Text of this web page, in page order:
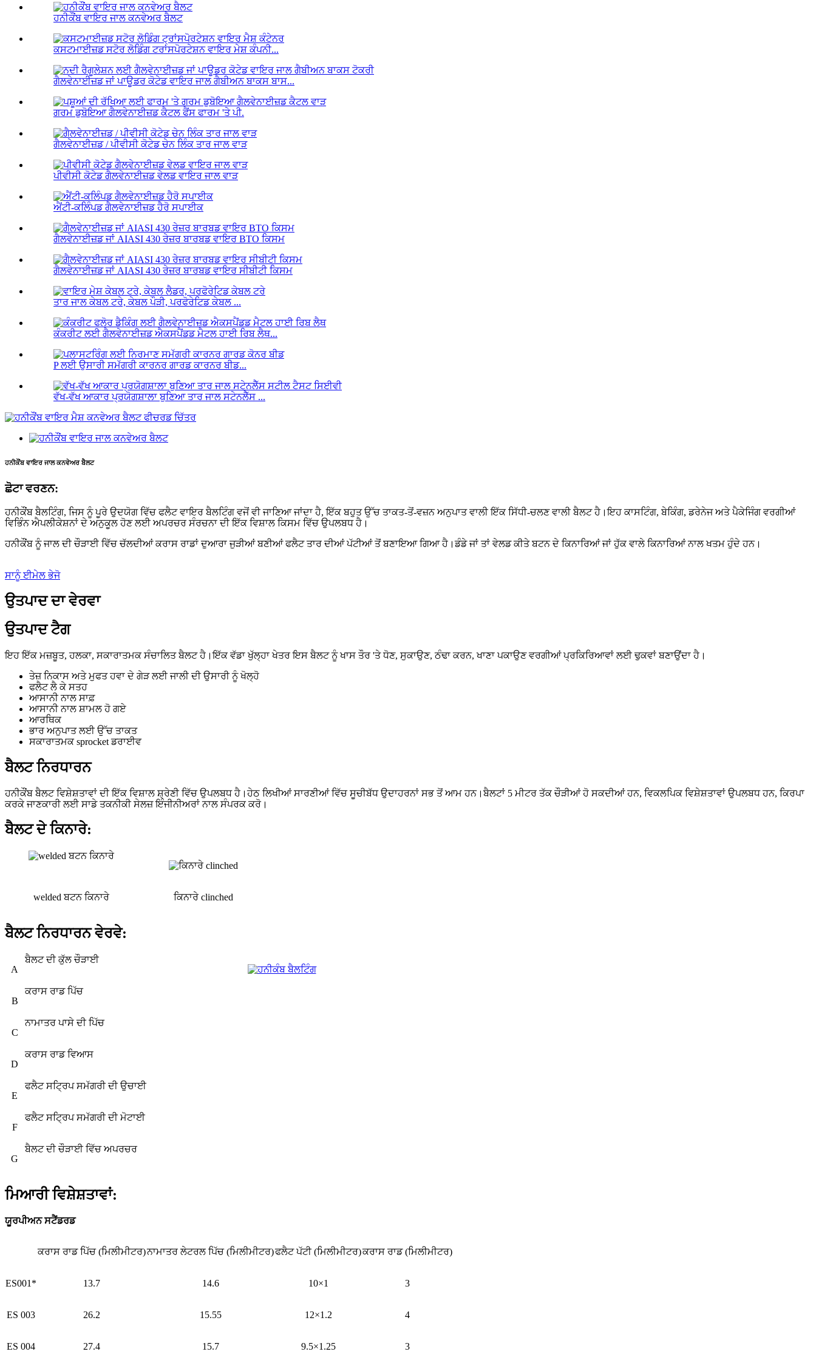
ਹਨੀਕੌਂਬ ਵਾਇਰ ਜਾਲ ਕਨਵੇਅਰ ਬੈਲਟ
ਕਸਟਮਾਈਜ਼ਡ ਸਟੋਰ ਲੋਡਿੰਗ ਟਰਾਂਸਪੋਰਟੇਸ਼ਨ ਵਾਇਰ ਮੇਸ਼ ਕੰਪਨੀ...
ਗੈਲਵੇਨਾਈਜ਼ਡ ਜਾਂ ਪਾਊਡਰ ਕੋਟੇਡ ਵਾਇਰ ਜਾਲ ਗੈਬੀਅਨ ਬਾਕਸ ਬਾਸ...
ਗਰਮ ਡੁਬੋਇਆ ਗੈਲਵੇਨਾਈਜ਼ਡ ਕੈਟਲ ਫੈਂਸ ਫਾਰਮ 'ਤੇ ਪੀ.
ਗੈਲਵੇਨਾਈਜ਼ਡ / ਪੀਵੀਸੀ ਕੋਟੇਡ ਚੇਨ ਲਿੰਕ ਤਾਰ ਜਾਲ ਵਾੜ
ਪੀਵੀਸੀ ਕੋਟੇਡ ਗੈਲਵੇਨਾਈਜ਼ਡ ਵੇਲਡ ਵਾਇਰ ਜਾਲ ਵਾੜ
ਐਂਟੀ-ਕਲਿੰਪਡ ਗੈਲਵੇਨਾਈਜ਼ਡ ਹੈਰੋ ਸਪਾਈਕ
ਗੈਲਵੇਨਾਈਜ਼ਡ ਜਾਂ AIASI 430 ਰੇਜ਼ਰ ਬਾਰਬਡ ਵਾਇਰ BTO ਕਿਸਮ
ਗੈਲਵੇਨਾਈਜ਼ਡ ਜਾਂ AIASI 430 ਰੇਜ਼ਰ ਬਾਰਬਡ ਵਾਇਰ ਸੀਬੀਟੀ ਕਿਸਮ
ਤਾਰ ਜਾਲ ਕੇਬਲ ਟਰੇ, ਕੇਬਲ ਪੌੜੀ, ਪਰਫੋਰੇਟਿਡ ਕੇਬਲ ...
ਕੰਕਰੀਟ ਲਈ ਗੈਲਵੇਨਾਈਜ਼ਡ ਐਕਸਪੈਂਡਡ ਮੈਟਲ ਹਾਈ ਰਿਬ ਲੈਥ...
P ਲਈ ਉਸਾਰੀ ਸਮੱਗਰੀ ਕਾਰਨਰ ਗਾਰਡ ਕਾਰਨਰ ਬੀਡ...
ਵੱਖ-ਵੱਖ ਆਕਾਰ ਪ੍ਰਯੋਗਸ਼ਾਲਾ ਬੁਣਿਆ ਤਾਰ ਜਾਲ ਸਟੇਨਲੈੱਸ ...
ਹਨੀਕੌਂਬ ਵਾਇਰ ਜਾਲ ਕਨਵੇਅਰ ਬੈਲਟ
ਛੋਟਾ ਵਰਣਨ:
ਹਨੀਕੌਂਬ ਬੈਲਟਿੰਗ, ਜਿਸ ਨੂੰ ਪੂਰੇ ਉਦਯੋਗ ਵਿੱਚ ਫਲੈਟ ਵਾਇਰ ਬੈਲਟਿੰਗ ਵਜੋਂ ਵੀ ਜਾਣਿਆ ਜਾਂਦਾ ਹੈ, ਇੱਕ ਬਹੁਤ ਉੱਚ ਤਾਕਤ-ਤੋਂ-ਵਜ਼ਨ ਅਨੁਪਾਤ ਵਾਲੀ ਇੱਕ ਸਿੱਧੀ-ਚਲਣ ਵਾਲੀ ਬੈਲਟ ਹੈ।ਇਹ ਕਾਸਟਿੰਗ, ਬੇਕਿੰਗ, ਡਰੇਨੇਜ ਅਤੇ ਪੈਕੇਜਿੰਗ ਵਰਗੀਆਂ
ਵਿਭਿੰਨ ਐਪਲੀਕੇਸ਼ਨਾਂ ਦੇ ਅਨੁਕੂਲ ਹੋਣ ਲਈ ਅਪਰਚਰ ਸੰਰਚਨਾ ਦੀ ਇੱਕ ਵਿਸ਼ਾਲ ਕਿਸਮ ਵਿੱਚ ਉਪਲਬਧ ਹੈ।
ਹਨੀਕੌਂਬ ਨੂੰ ਜਾਲ ਦੀ ਚੌੜਾਈ ਵਿੱਚ ਚੱਲਦੀਆਂ ਕਰਾਸ ਰਾਡਾਂ ਦੁਆਰਾ ਜੁੜੀਆਂ ਬਣੀਆਂ ਫਲੈਟ ਤਾਰ ਦੀਆਂ ਪੱਟੀਆਂ ਤੋਂ ਬਣਾਇਆ ਗਿਆ ਹੈ।ਡੰਡੇ ਜਾਂ ਤਾਂ ਵੇਲਡ ਕੀਤੇ ਬਟਨ ਦੇ ਕਿਨਾਰਿਆਂ ਜਾਂ ਹੁੱਕ ਵਾਲੇ ਕਿਨਾਰਿਆਂ ਨਾਲ ਖਤਮ ਹੁੰਦੇ ਹਨ।
ਸਾਨੂੰ ਈਮੇਲ ਭੇਜੋ
ਉਤਪਾਦ ਦਾ ਵੇਰਵਾ
ਉਤਪਾਦ ਟੈਗ
ਇਹ ਇੱਕ ਮਜ਼ਬੂਤ, ਹਲਕਾ, ਸਕਾਰਾਤਮਕ ਸੰਚਾਲਿਤ ਬੈਲਟ ਹੈ।ਇੱਕ ਵੱਡਾ ਖੁੱਲ੍ਹਾ ਖੇਤਰ ਇਸ ਬੈਲਟ ਨੂੰ ਖਾਸ ਤੌਰ 'ਤੇ ਧੋਣ, ਸੁਕਾਉਣ, ਠੰਢਾ ਕਰਨ, ਖਾਣਾ ਪਕਾਉਣ ਵਰਗੀਆਂ ਪ੍ਰਕਿਰਿਆਵਾਂ ਲਈ ਢੁਕਵਾਂ ਬਣਾਉਂਦਾ ਹੈ।
ਤੇਜ਼ ਨਿਕਾਸ ਅਤੇ ਮੁਫਤ ਹਵਾ ਦੇ ਗੇੜ ਲਈ ਜਾਲੀ ਦੀ ਉਸਾਰੀ ਨੂੰ ਖੋਲ੍ਹੋ
ਫਲੈਟ ਲੈ ਕੇ ਸਤਹ
ਆਸਾਨੀ ਨਾਲ ਸਾਫ਼
ਆਸਾਨੀ ਨਾਲ ਸ਼ਾਮਲ ਹੋ ਗਏ
ਆਰਥਿਕ
ਭਾਰ ਅਨੁਪਾਤ ਲਈ ਉੱਚ ਤਾਕਤ
ਸਕਾਰਾਤਮਕ sprocket ਡਰਾਈਵ
ਬੈਲਟ ਨਿਰਧਾਰਨ
ਹਨੀਕੌਂਬ ਬੈਲਟ ਵਿਸ਼ੇਸ਼ਤਾਵਾਂ ਦੀ ਇੱਕ ਵਿਸ਼ਾਲ ਸ਼੍ਰੇਣੀ ਵਿੱਚ ਉਪਲਬਧ ਹੈ।ਹੇਠ ਲਿਖੀਆਂ ਸਾਰਣੀਆਂ ਵਿੱਚ ਸੂਚੀਬੱਧ ਉਦਾਹਰਨਾਂ ਸਭ ਤੋਂ ਆਮ ਹਨ।ਬੈਲਟਾਂ 5 ਮੀਟਰ ਤੱਕ ਚੌੜੀਆਂ ਹੋ ਸਕਦੀਆਂ ਹਨ, ਵਿਕਲਪਿਕ ਵਿਸ਼ੇਸ਼ਤਾਵਾਂ ਉਪਲਬਧ ਹਨ, ਕਿਰਪਾ
ਕਰਕੇ ਜਾਣਕਾਰੀ ਲਈ ਸਾਡੇ ਤਕਨੀਕੀ ਸੇਲਜ਼ ਇੰਜੀਨੀਅਰਾਂ ਨਾਲ ਸੰਪਰਕ ਕਰੋ।
ਬੈਲਟ ਦੇ ਕਿਨਾਰੇ:
welded ਬਟਨ ਕਿਨਾਰੇ ਕਿਨਾਰੇ clinched
ਬੈਲਟ ਨਿਰਧਾਰਨ ਵੇਰਵੇ:
A
ਬੈਲਟ ਦੀ ਕੁੱਲ ਚੌੜਾਈ
B
ਕਰਾਸ ਰਾਡ ਪਿੱਚ
C
ਨਾਮਾਤਰ ਪਾਸੇ ਦੀ ਪਿੱਚ
D
ਕਰਾਸ ਰਾਡ ਵਿਆਸ
E
ਫਲੈਟ ਸਟ੍ਰਿਪ ਸਮੱਗਰੀ ਦੀ ਉਚਾਈ
F
ਫਲੈਟ ਸਟ੍ਰਿਪ ਸਮੱਗਰੀ ਦੀ ਮੋਟਾਈ
G
ਬੈਲਟ ਦੀ ਚੌੜਾਈ ਵਿੱਚ ਅਪਰਚਰ
ਮਿਆਰੀ ਵਿਸ਼ੇਸ਼ਤਾਵਾਂ:
ਯੂਰਪੀਅਨ ਸਟੈਂਡਰਡ
ਕਰਾਸ ਰਾਡ ਪਿੱਚ (ਮਿਲੀਮੀਟਰ)ਨਾਮਾਤਰ ਲੇਟਰਲ ਪਿੱਚ (ਮਿਲੀਮੀਟਰ)ਫਲੈਟ ਪੱਟੀ (ਮਿਲੀਮੀਟਰ)ਕਰਾਸ ਰਾਡ (ਮਿਲੀਮੀਟਰ)
ES001* 13.7 14.6 10×1 3
ES 003 26.2 15.55 12×1.2 4
ES 004 27.4 15.7 9.5×1.25 3